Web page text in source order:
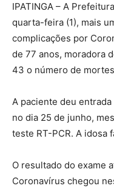
IPATINGA – A
quarta-feira (1), mais
complicações por
de 77 anos, moradora
43 o número de
A paciente deu
no dia 25 de junho,
teste RT-PCR. A idosa
O resultado do exame
Coronavírus chegou